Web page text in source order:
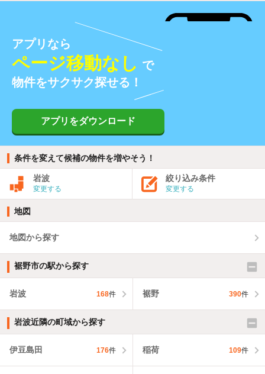
アプリなら
ページ移動なし で
物件をサクサク探せる！
アプリをダウンロード
条件を変えて候補の物件を増やそう！
岩波
変更する
絞り込み条件
変更する
地図
地図から探す
裾野市の駅から探す
岩波 168件 裾野 390件
岩波近隣の町域から探す
伊豆島田 176件 稲荷 109件